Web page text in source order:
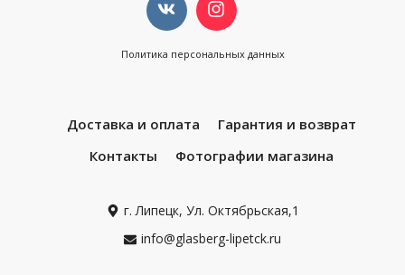
Политика персональных данных
Доставка и оплата
Гарантия и возврат
Контакты
Фотографии магазина
г. Липецк, Ул. Октябрьская,1
info@glasberg-lipetck.ru